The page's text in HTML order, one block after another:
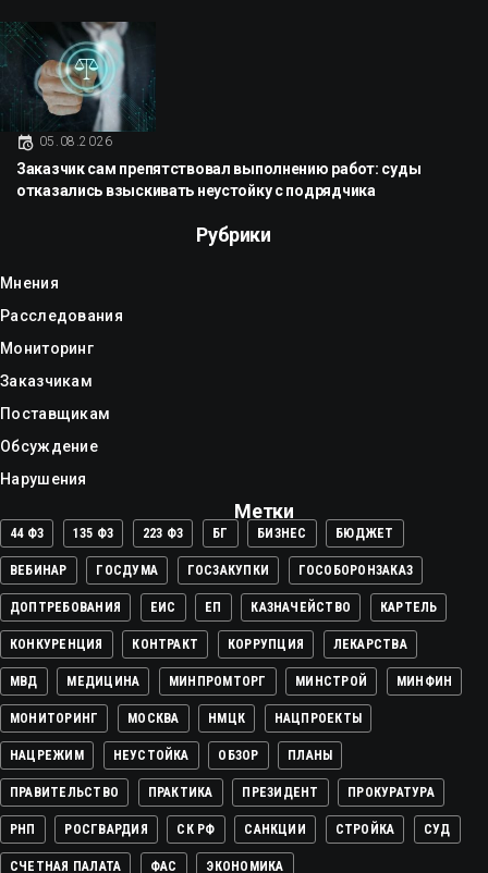
05.08.2026
Заказчик сам препятствовал выполнению работ: суды
отказались взыскивать неустойку с подрядчика
Рубрики
Мнения
Расследования
Мониторинг
Заказчикам
Поставщикам
Обсуждение
Нарушения
Метки
44 ФЗ 135 ФЗ 223 ФЗ БГ БИЗНЕС БЮДЖЕТ
ВЕБИНАР ГОСДУМА ГОСЗАКУПКИ ГОСОБОРОНЗАКАЗ
ДОПТРЕБОВАНИЯ ЕИС ЕП КАЗНАЧЕЙСТВО КАРТЕЛЬ
КОНКУРЕНЦИЯ КОНТРАКТ КОРРУПЦИЯ ЛЕКАРСТВА
МВД МЕДИЦИНА МИНПРОМТОРГ МИНСТРОЙ МИНФИН
МОНИТОРИНГ МОСКВА НМЦК НАЦПРОЕКТЫ
НАЦРЕЖИМ НЕУСТОЙКА ОБЗОР ПЛАНЫ
ПРАВИТЕЛЬСТВО ПРАКТИКА ПРЕЗИДЕНТ ПРОКУРАТУРА
РНП РОСГВАРДИЯ СК РФ САНКЦИИ СТРОЙКА СУД
СЧЕТНАЯ ПАЛАТА ФАС ЭКОНОМИКА